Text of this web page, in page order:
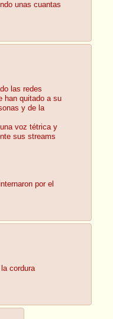
unas cuantas
las redes
han quitado a su
y de la
voz tétrica y
sus streams
por el
cordura